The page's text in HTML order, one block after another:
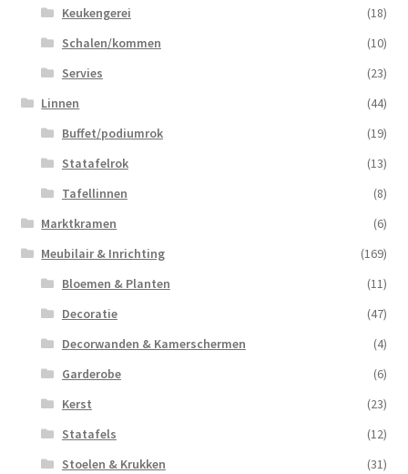
Keukengerei
(18)
Schalen/kommen
(10)
Servies
(23)
Linnen
(44)
Buffet/podiumrok
(19)
Statafelrok
(13)
Tafellinnen
(8)
Marktkramen
(6)
Meubilair & Inrichting
(169)
Bloemen & Planten
(11)
Decoratie
(47)
Decorwanden & Kamerschermen
(4)
Garderobe
(6)
Kerst
(23)
Statafels
(12)
Stoelen & Krukken
(31)